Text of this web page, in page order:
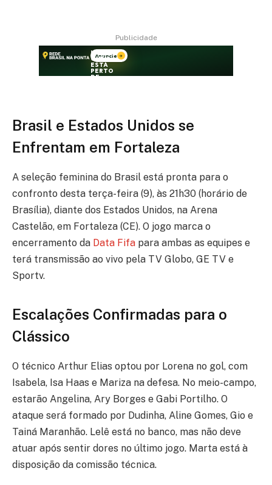
Publicidade
Brasil e Estados Unidos se
Enfrentam em Fortaleza
A seleção feminina do Brasil está pronta para o
confronto desta terça-feira (9), às 21h30 (horário de
Brasília), diante dos Estados Unidos, na Arena
Castelão, em Fortaleza (CE). O jogo marca o
encerramento da Data Fifa para ambas as equipes e
terá transmissão ao vivo pela TV Globo, GE TV e
Sportv.
Escalações Confirmadas para o
Clássico
O técnico Arthur Elias optou por Lorena no gol, com
Isabela, Isa Haas e Mariza na defesa. No meio-campo,
estarão Angelina, Ary Borges e Gabi Portilho. O
ataque será formado por Dudinha, Aline Gomes, Gio e
Tainá Maranhão. Lelê está no banco, mas não deve
atuar após sentir dores no último jogo. Marta está à
disposição da comissão técnica.